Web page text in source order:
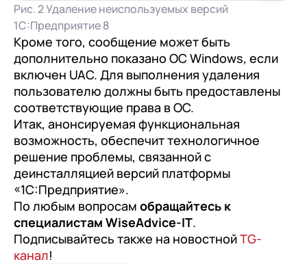
Рис. 2 Удаление неиспользуемых версий
1С:Предприятие 8
Кроме того, сообщение может быть
дополнительно показано ОС Windows, если
включен UAC. Для выполнения удаления
пользователю должны быть предоставлены
соответствующие права в ОС.
Итак, анонсируемая функциональная
возможность, обеспечит технологичное
решение проблемы, связанной с
деинсталляцией версий платформы
«1С:Предприятие».
По любым вопросам обращайтесь к
специалистам WiseAdvice-IT.
Подписывайтесь также на новостнойTG-
канал!